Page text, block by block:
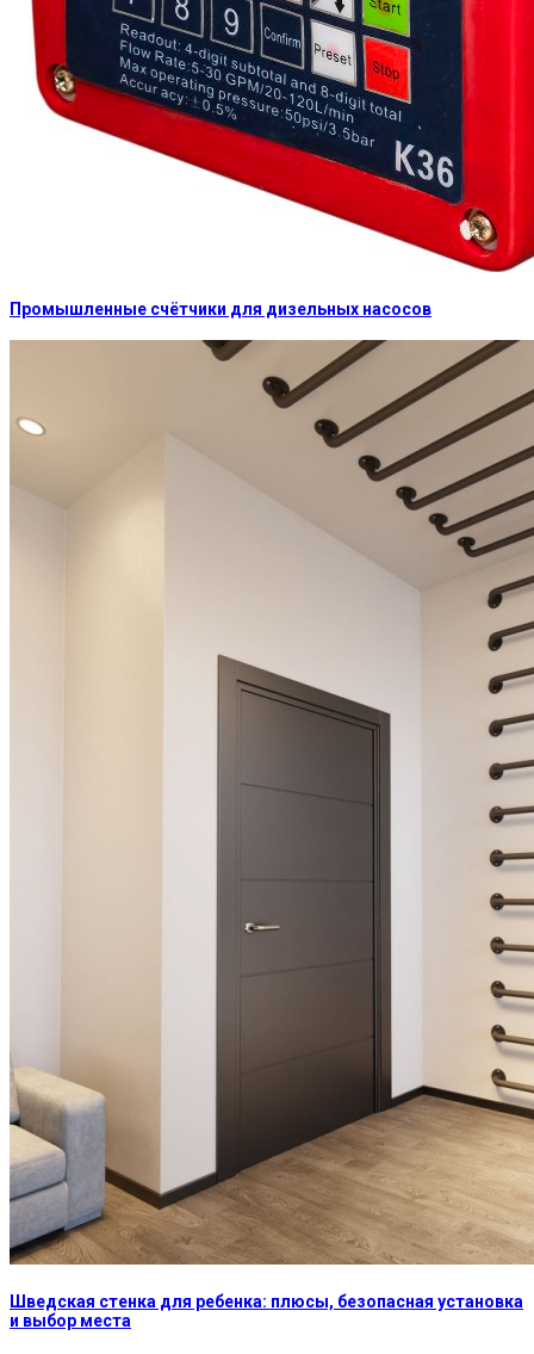
Промышленные счётчики для дизельных насосов
Шведская стенка для ребенка: плюсы, безопасная установка
и выбор места